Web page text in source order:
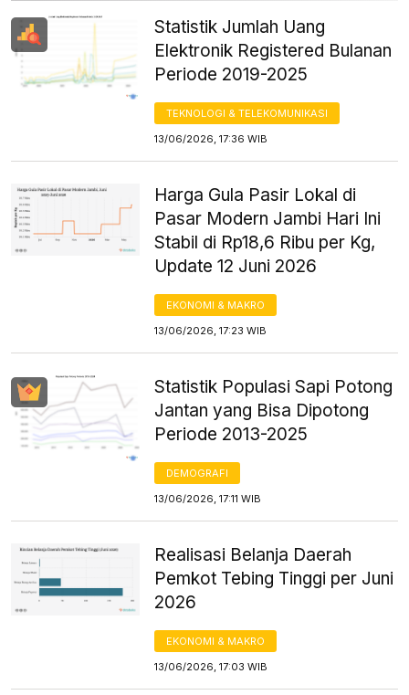
Statistik Jumlah Uang
Elektronik Registered Bulanan
Periode 2019-2025
TEKNOLOGI & TELEKOMUNIKASI
13/06/2026, 17:36 WIB
Harga Gula Pasir Lokal di
Pasar Modern Jambi Hari Ini
Stabil di Rp18,6 Ribu per Kg,
Update 12 Juni 2026
EKONOMI & MAKRO
13/06/2026, 17:23 WIB
Statistik Populasi Sapi Potong
Jantan yang Bisa Dipotong
Periode 2013-2025
DEMOGRAFI
13/06/2026, 17:11 WIB
Realisasi Belanja Daerah
Pemkot Tebing Tinggi per Juni
2026
EKONOMI & MAKRO
13/06/2026, 17:03 WIB